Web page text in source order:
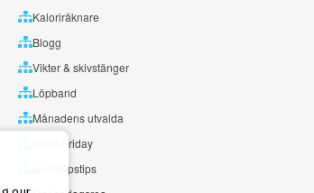
Kaloriräknare
Blogg
Vikter & skivstänger
Löpband
Månadens utvalda
Black Friday
Julklappstips